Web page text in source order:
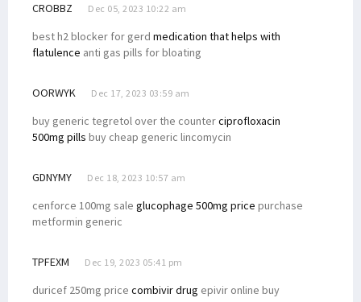
CROBBZ Dec 05, 2023 10:22 am
best h2 blocker for gerd medication that helps with
flatulence anti gas pills for bloating
OORWYK Dec 17, 2023 03:59 am
buy generic tegretol over the counterciprofloxacin
500mg pills buy cheap generic lincomycin
GDNYMY Dec 18, 2023 10:57 am
cenforce 100mg sale glucophage 500mg price purchase
metformin generic
TPFEXM Dec 19, 2023 05:41 pm
duricef 250mg price combivir drug epivir online buy